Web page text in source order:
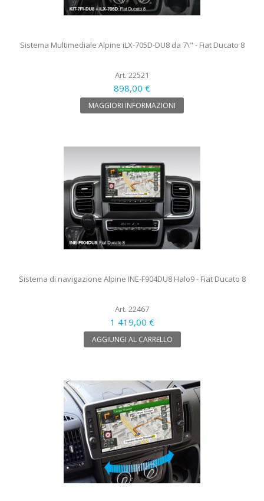
Sistema Multimediale Alpine iLX-705D-DU8 da 7\" - Fiat Ducato 8
Art. 22521
898,00 €
MAGGIORI INFORMAZIONI
Sistema di navigazione Alpine INE-F904DU8 Halo9 - Fiat Ducato 8
Art. 22467
1 419,00 €
AGGIUNGI AL CARRELLO